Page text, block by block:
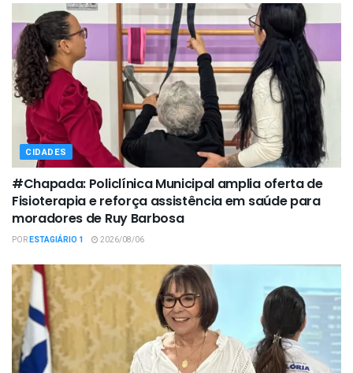
CIDADES
#Chapada: Policlínica Municipal amplia oferta de
Fisioterapia e reforça assistência em saúde para
moradores de Ruy Barbosa
PORESTAGIÁRIO 1 2026/08/06